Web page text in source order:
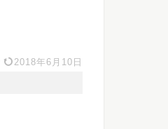
2018年6月10日